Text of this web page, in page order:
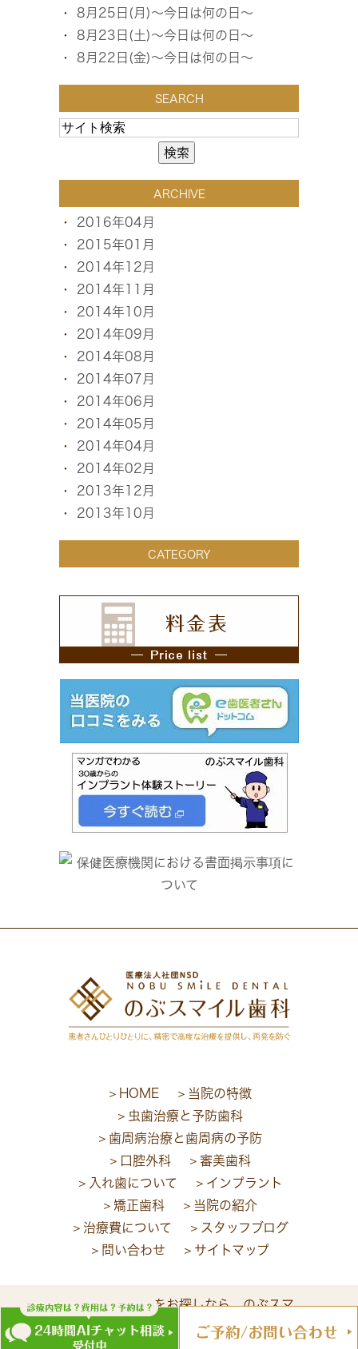
8月25日(月)～今日は何の日～
8月23日(土)～今日は何の日～
8月22日(金)～今日は何の日～
SEARCH
ARCHIVE
2016年04月
2015年01月
2014年12月
2014年11月
2014年10月
2014年09月
2014年08月
2014年07月
2014年06月
2014年05月
2014年04月
2014年02月
2013年12月
2013年10月
CATEGORY
HOME
当院の特徴
虫歯治療と予防歯科
歯周病治療と歯周病の予防
口腔外科
審美歯科
入れ歯について
インプラント
矯正歯科
当院の紹介
治療費について
スタッフブログ
問い合わせ
サイトマップ
西川口で歯医者をお探しなら、のぶスマ
イル歯科へお越し下さい。©のぶスマイル